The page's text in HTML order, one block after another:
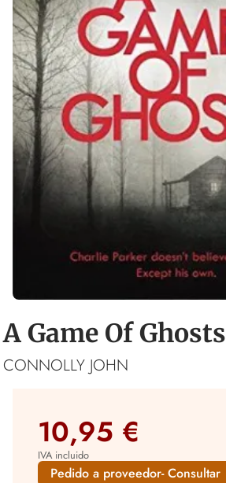
A Game Of Ghosts
CONNOLLY JOHN
10,95 €
IVA incluido
Pedido a proveedor- Consultar